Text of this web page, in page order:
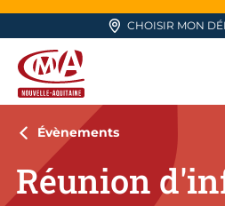
CHOISIR MON
CMA Nouvelle-Aquitaine
Évènements
Réunion